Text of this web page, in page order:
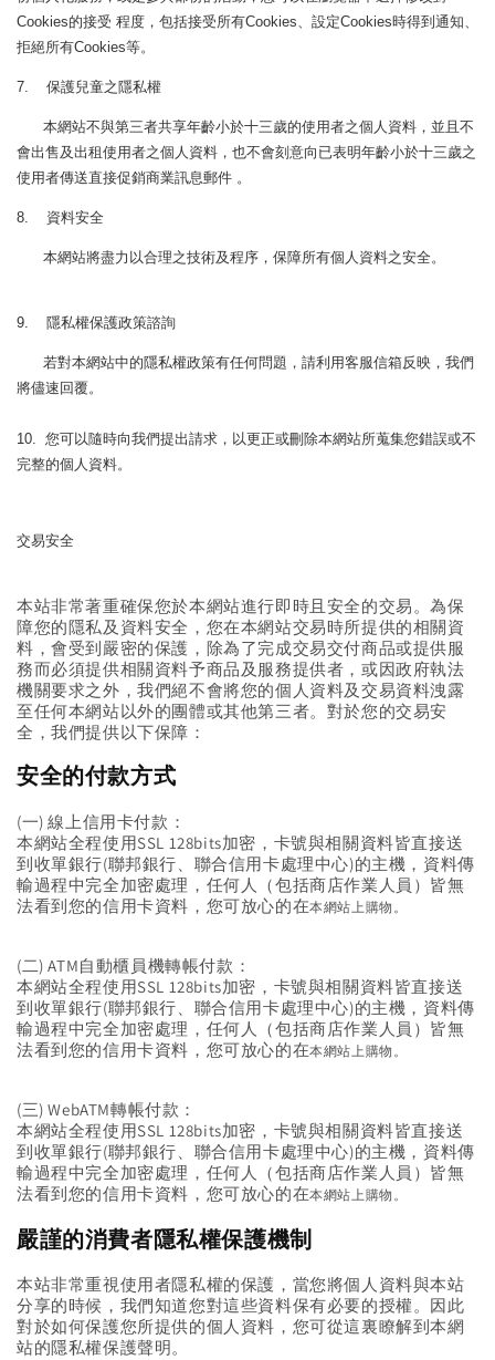
Cookies的接受 程度，包括接受所有Cookies、設定Cookies時得到通知、
拒絕所有Cookies等。
7. 保護兒童之隱私權
本網站不與第三者共享年齡小於十三歲的使用者之個人資料，並且不
會出售及出租使用者之個人資料，也不會刻意向已表明年齡小於十三歲之
使用者傳送直接促銷商業訊息郵件 。
8. 資料安全
本網站將盡力以合理之技術及程序，保障所有個人資料之安全。
9. 隱私權保護政策諮詢
若對本網站中的隱私權政策有任何問題，請利用客服信箱反映，我們
將儘速回覆。
10. 您可以隨時向我們提出請求，以更正或刪除本網站所蒐集您錯誤或不
完整的個人資料。
交易安全
本站非常著重確保您於本網站進行即時且安全的交易。為保
障您的隱私及資料安全，您在本網站交易時所提供的相關資
料，會受到嚴密的保護，除為了完成交易交付商品或提供服
務而必須提供相關資料予商品及服務提供者，或因政府執法
機關要求之外，我們絕不會將您的個人資料及交易資料洩露
至任何本網站以外的團體或其他第三者。對於您的交易安
全，我們提供以下保障：
安全的付款方式
(一) 線上信用卡付款：
本網站全程使用SSL 128bits加密，卡號與相關資料皆直接送
到收單銀行(聯邦銀行、聯合信用卡處理中心)的主機，資料傳
輸過程中完全加密處理，任何人（包括商店作業人員）皆無
法看到您的信用卡資料，您可放心的在本網站上購物。
(二) ATM自動櫃員機轉帳付款：
本網站全程使用SSL 128bits加密，卡號與相關資料皆直接送
到收單銀行(聯邦銀行、聯合信用卡處理中心)的主機，資料傳
輸過程中完全加密處理，任何人（包括商店作業人員）皆無
法看到您的信用卡資料，您可放心的在本網站上購物。
(三) WebATM轉帳付款：
本網站全程使用SSL 128bits加密，卡號與相關資料皆直接送
到收單銀行(聯邦銀行、聯合信用卡處理中心)的主機，資料傳
輸過程中完全加密處理，任何人（包括商店作業人員）皆無
法看到您的信用卡資料，您可放心的在本網站上購物。
嚴謹的消費者隱私權保護機制
本站非常重視使用者隱私權的保護，當您將個人資料與本站
分享的時候，我們知道您對這些資料保有必要的授權。因此
對於如何保護您所提供的個人資料，您可從這裏瞭解到本網
站的隱私權保護聲明。